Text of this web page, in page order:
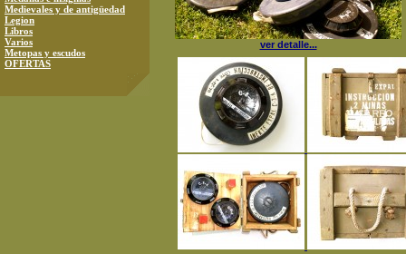
Medievales y de antigüedad
Legion
Libros
Varios
Metopas y escudos
OFERTAS
ver detalle...